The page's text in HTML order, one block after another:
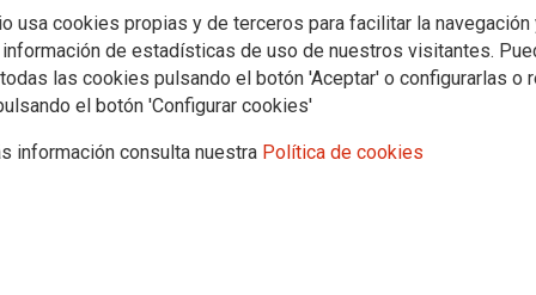
usa cookies propias y de terceros para facilitar la navegación
de estadísticas de uso de nuestros visitantes.
las cookies pulsando el botón 'Aceptar' o configurarlas o
el botón 'Configurar cookies'
información consulta nuestra Política de cookies
PÚBLICO
del 0,5% pero queda mucho por